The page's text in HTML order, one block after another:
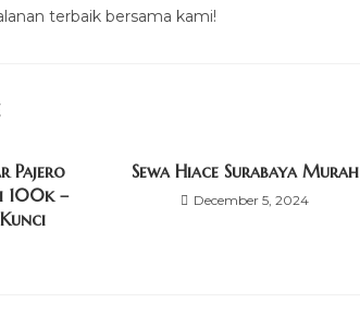
terbaik bersama kami!
Pajero
100k –
Sewa Hiace Surabaya Murah
December 5, 2024